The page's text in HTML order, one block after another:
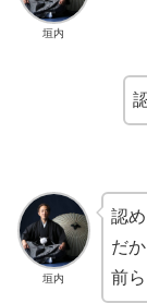
垣内
垣内
認
だ
前ら